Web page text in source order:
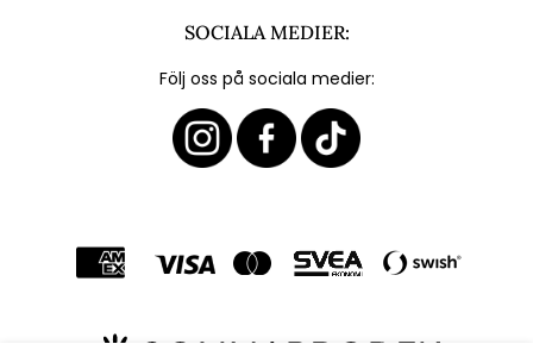
SOCIALA MEDIER:
Följ oss på sociala medier: